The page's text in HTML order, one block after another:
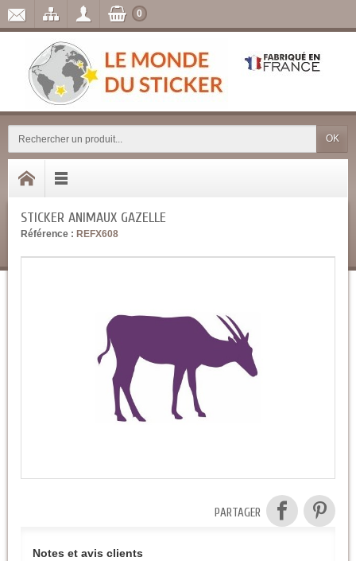
OK
0
STICKER ANIMAUX GAZELLE
Référence : REFX608
PARTAGER
Notes et avis clients